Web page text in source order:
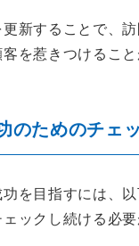
新することで、訪
を惹きつけること
のためのチェ
を目指すには、
ックし続ける必要